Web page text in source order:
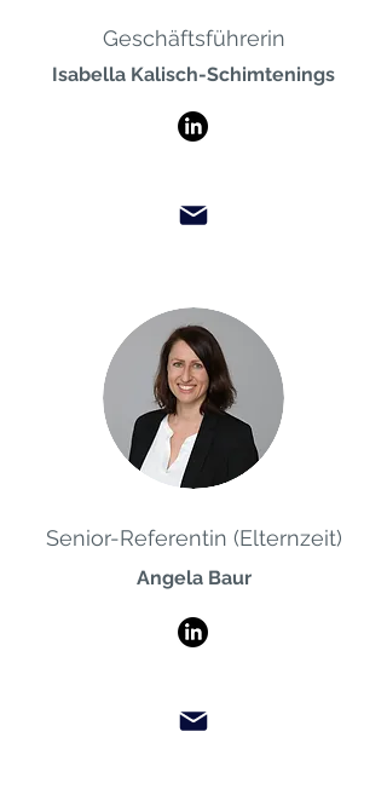
Geschäftsführerin
Isabella Kalisch-Schimtenings
Senior-Referentin (Elternzeit)
Angela Baur